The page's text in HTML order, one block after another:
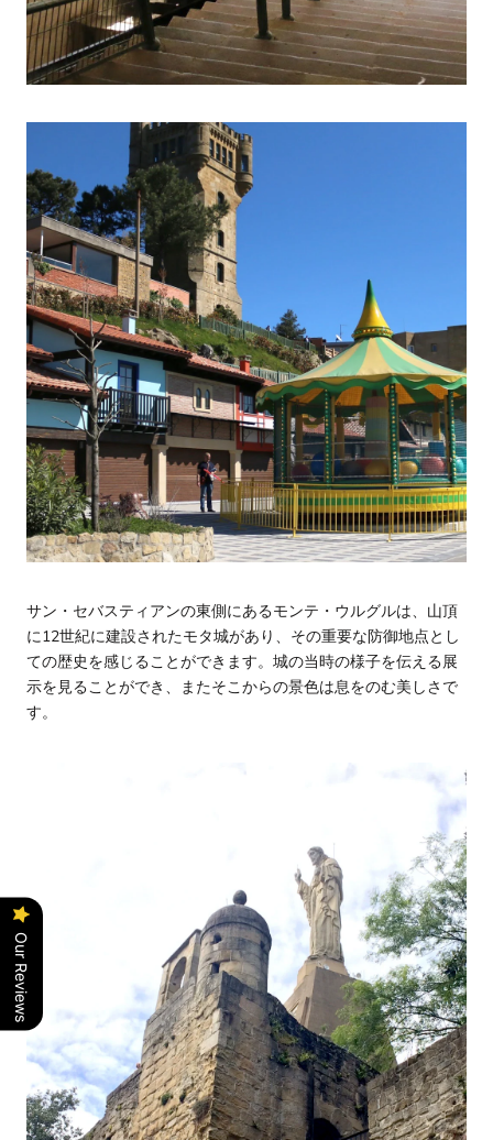
サン・セバスティアンの東側にあるモンテ・ウルグルは、山頂
に12世紀に建設されたモタ城があり、その重要な防御地点とし
ての歴史を感じることができます。城の当時の様子を伝える展
示を見ることができ、またそこからの景色は息をのむ美しさで
す。
Our Reviews